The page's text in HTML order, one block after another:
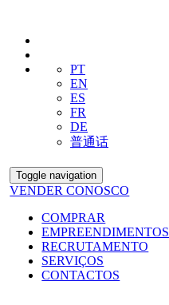
PT
EN
ES
FR
DE
普通话
Toggle navigation
VENDER CONOSCO
COMPRAR
EMPREENDIMENTOS
RECRUTAMENTO
SERVIÇOS
CONTACTOS